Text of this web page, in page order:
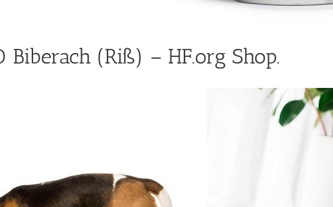
(Riß) – HF.org Shop.